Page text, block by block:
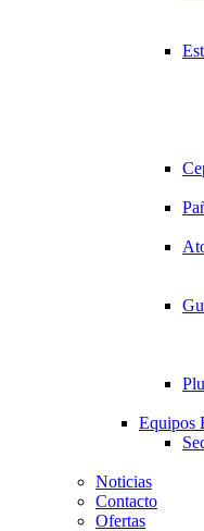
Equipos
Noticias
Contacto
Ofertas